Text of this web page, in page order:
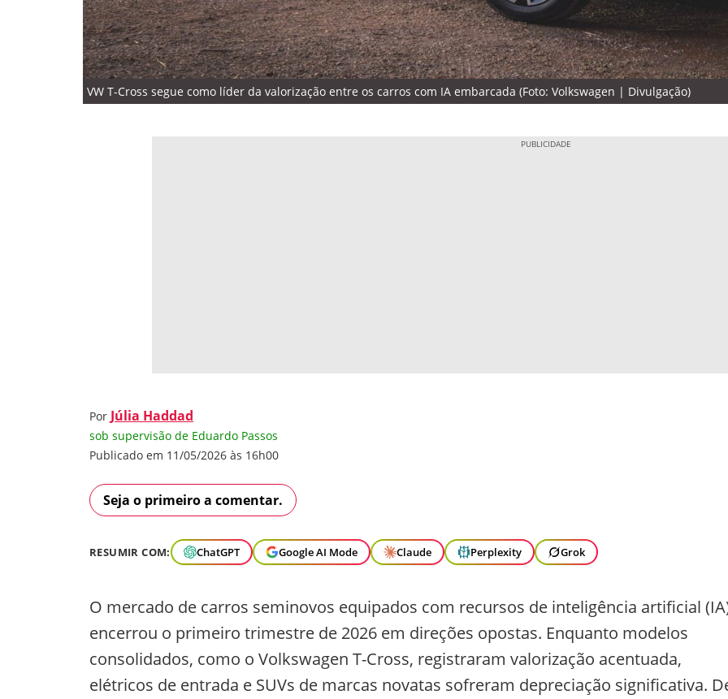
VW T-Cross segue como líder da valorização entre os carros com IA embarcada (Foto: Volkswagen | Divulgação)
Por Júlia Haddad
sob supervisão de Eduardo Passos
Publicado em 11/05/2026 às 16h00
Seja o primeiro a comentar.
RESUMIR COM: ChatGPT Google AI Mode Claude Perplexity Grok
O mercado de carros seminovos equipados com recursos de inteligência artificial
encerrou o primeiro trimestre de 2026 em direções opostas. Enquanto modelos
consolidados, como o Volkswagen T-Cross, registraram valorização acentuada,
elétricos de entrada e SUVs de marcas novatas sofreram depreciação significativa.